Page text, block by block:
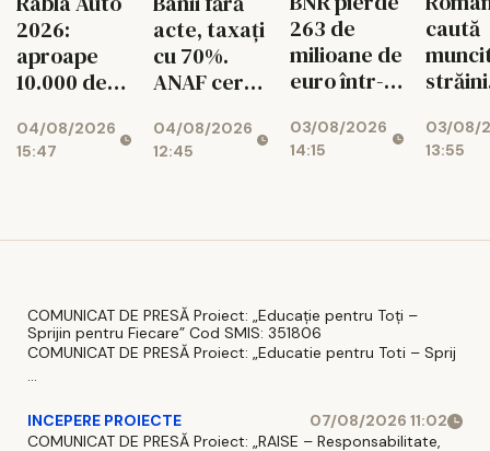
2026:
aproape
10.000 de
aprobate
04/08/2026
15:47
acte, taxați
cu 70%.
ANAF cere
milioane de
lei
04/08/2026
12:45
263 de
milioane de
euro într-o
lună!
Rezervele
României
03/08/2026
14:15
caută
străini
de
03/08/
13:55
COMUNICAT DE PRESĂ Proiect: „Educație pentru Toți –
Sprijin pentru Fiecare” Cod SMIS: 351806
COMUNICAT DE PRESĂ Proiect: „Educatie pentru Toti – Sprij
...
INCEPERE PROIECTE
07/08/2026 11:02
COMUNICAT DE PRESĂ Proiect: „RAISE – Responsabilitate,